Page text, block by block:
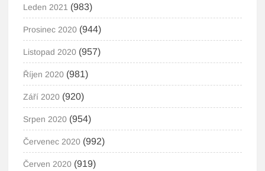
Leden 2021 (983)
Prosinec 2020 (944)
Listopad 2020 (957)
Říjen 2020 (981)
Září 2020 (920)
Srpen 2020 (954)
Červenec 2020 (992)
Červen 2020 (919)